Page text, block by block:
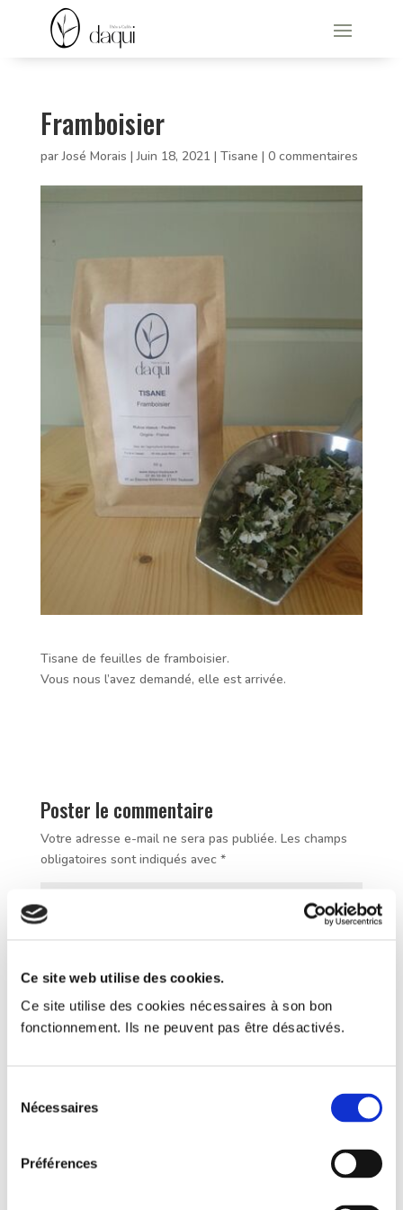
Ce site web utilise des cookies.
Ce site utilise des cookies nécessaires à son bon
fonctionnement. Ils ne peuvent pas être désactivés.
Nécessaires
Préférences
Framboisier
parJosé Morais |Juin 18, 2021 | Tisane | 0 commentaires
Tisane de feuilles de framboisier.
Vous nous l’avez demandé, elle est arrivée.
Poster le commentaire
Votre adresse e-mail ne sera pas publiée. Les champs
obligatoires sont indiqués avec *